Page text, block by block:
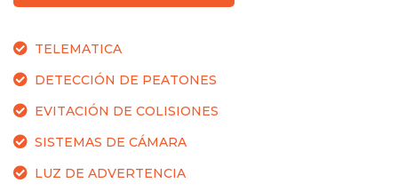
TELEMATICA
DETECCIÓN DE PEATONES
EVITACIÓN DE COLISIONES
SISTEMAS DE CÁMARA
LUZ DE ADVERTENCIA